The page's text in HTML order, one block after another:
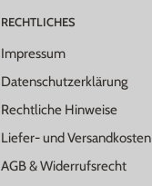
RECHTLICHES
Impressum
Datenschutzerklärung
Rechtliche Hinweise
Liefer- und Versandkosten
AGB & Widerrufsrecht